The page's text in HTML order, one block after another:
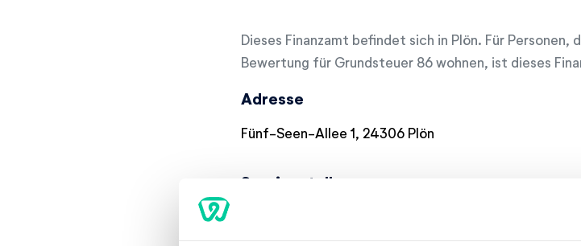
Dieses Finanzamt befindet sich in Plön. Für Personen,
Bewertung für Grundsteuer 86 wohnen, ist dieses
Adresse
Fünf-Seen-Allee 1, 24306 Plön
Servicestelle
Dienstag:08:00-12:00